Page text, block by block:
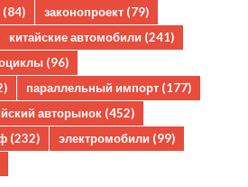
(84) законопроект (79)
китайские автомобили (241)
(96)
параллельный импорт (177)
авторынок (452)
(232) электромобили (99)